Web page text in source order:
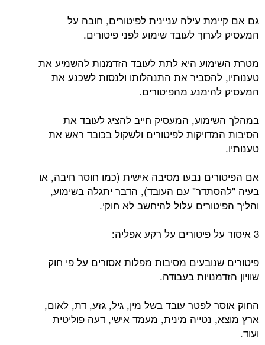
גם אם קיימת עילה עניינית לפיטורים, חובה על
המעסיק לערוך לעובד שימוע לפני פיטורים.
מטרת השימוע היא לתת לעובד הזדמנות להשמיע את
טענותיו, להסביר את התנהלותו ולנסות לשכנע את
המעסיק להימנע מהפיטורים.
במהלך השימוע, המעסיק חייב להציג לעובד את
הסיבות המדויקות לפיטורים ולשקול בכובד ראש את
טענותיו.
אם הפיטורים נבעו מסיבה אישית (כמו חוסר חיבה, או
בעיה "להסתדר" עם העובד), הדבר יתגלה בשימוע,
והליך הפיטורים עלול להיחשב לא חוקי.
3 איסור על פיטורים על רקע אפליה:
פיטורים שנובעים מסיבות מפלות אסורים על פי חוק
שוויון הזדמנויות בעבודה.
החוק אוסר לפטר עובד בשל מין, גיל, גזע, דת, לאום,
ארץ מוצא, נטייה מינית, מעמד אישי, דעה פוליטית
ועוד.